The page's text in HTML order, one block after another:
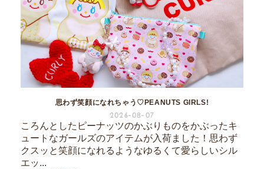
思わず笑顔になれちゃう♡PEANUTS GIRLS!
2026-08-07
ころんとしたピーナッツのかぶりものをかぶったキ
ュートなガールズのアイテムが入荷ました！思わず
クスッと笑顔になれるようなゆるくて愛らしいシル
エッ...